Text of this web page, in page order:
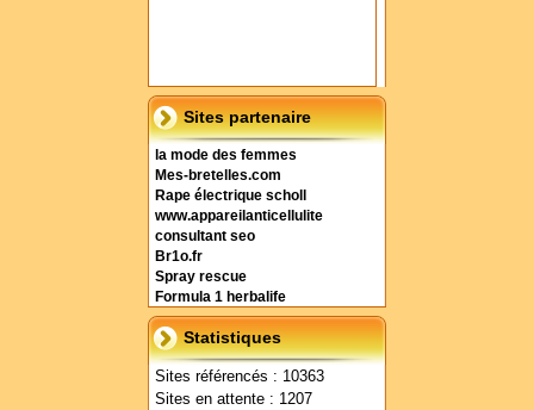
Sites partenaire
la mode des femmes
Mes-bretelles.com
Rape électrique scholl
www.appareilanticellulite
consultant seo
Br1o.fr
Spray rescue
Formula 1 herbalife
Statistiques
Sites référencés : 10363
Sites en attente : 1207